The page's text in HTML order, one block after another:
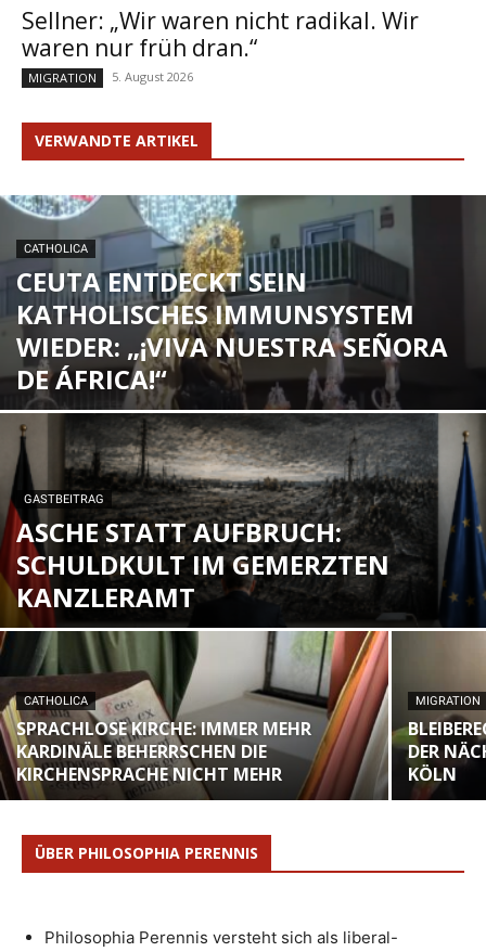
Sellner: „Wir waren nicht radikal. Wir
waren nur früh dran.“
MIGRATION 5. August 2026
VERWANDTE ARTIKEL
CATHOLICA
CEUTA ENTDECKT SEIN
KATHOLISCHES IMMUNSYSTEM
WIEDER: „¡VIVA NUESTRA SEÑORA
DE ÁFRICA!“
GASTBEITRAG
ASCHE STATT AUFBRUCH:
SCHULDKULT IM GEMERZTEN
KANZLERAMT
CATHOLICA
SPRACHLOSE KIRCHE: IMMER MEHR
KARDINÄLE BEHERRSCHEN DIE
KIRCHENSPRACHE NICHT MEHR
MIGRATION
DER
KÖLN
ÜBER PHILOSOPHIA PERENNIS
Philosophia Perennis versteht sich als liberal-